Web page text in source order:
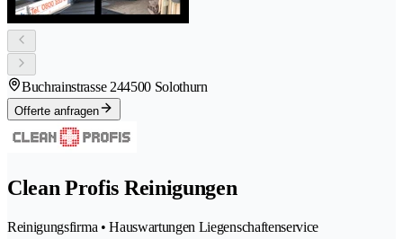
Buchrainstrasse 244500 Solothurn
Offerte anfragen
Clean Profis Reinigungen
Reinigungsfirma • Hauswartungen Liegenschaftenservice